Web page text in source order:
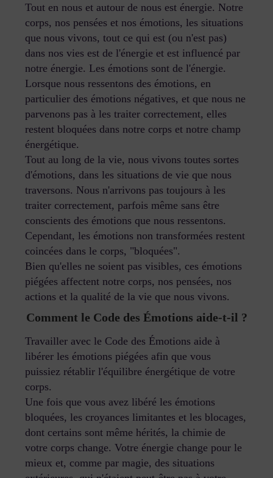
Tout en nous et autour de nous est énergie. Notre
corps, nos pensées et nos émotions, les situations
que nous vivons, tout ce qui est (ou n'est pas)
dans nos vies est de l'énergie et est influencé par
notre énergie. Les émotions sont de l'énergie.
Lorsque nous ressentons des émotions, en
particulier des émotions négatives, et que nous ne
parvenons pas à les traiter correctement, elles
restent bloquées dans notre corps et notre champ
énergétique.
Tout au long de la vie, nous vivons toutes sortes
d'émotions, dans les situations de vie que nous
traversons. Nous n'arrivons pas toujours à les
traiter correctement, parfois même sans être
conscients des émotions que nous ressentons.
Cependant, les émotions non transformées restent
coincées dans le corps, "bloquées".
Bien qu'elles ne soient pas visibles, ces émotions
piégées affectent notre corps, nos pensées, nos
actions et la qualité de la vie que nous vivons.
Comment le Code des Émotions aide-t-il ?
Travailler avec le Code des Émotions aide à
libérer les émotions piégées afin que vous
puissiez rétablir l'équilibre énergétique de votre
corps.
Une fois que vous avez libéré les émotions
bloquées, les croyances limitantes et les blocages,
dont certains sont même hérités, la chimie de
votre corps change. Votre énergie change pour le
mieux et, comme par magie, des situations